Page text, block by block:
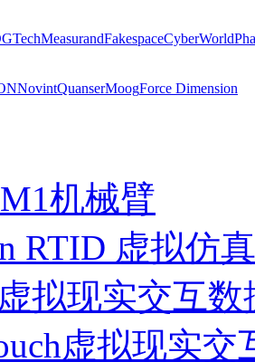
MeasurandFakespaceCyberWorld
NovintQuanserMoogForce Dimension
机械臂
RTID 虚拟仿
拟现实交互数
虚拟现实交